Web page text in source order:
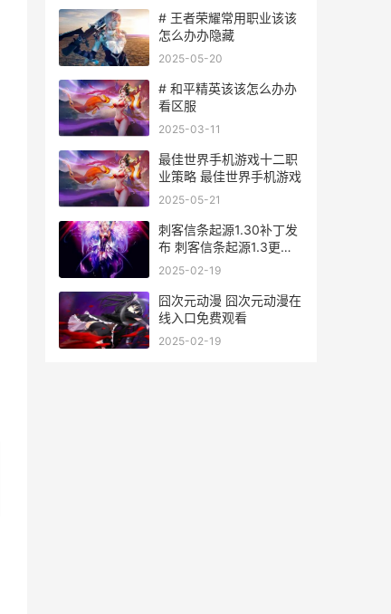
# 王者荣耀常用职业该该
怎么办办隐藏
2025-05-20
# 和平精英该该怎么办办
看区服
2025-03-11
最佳世界手机游戏十二职
业策略 最佳世界手机游戏
2025-05-21
刺客信条起源1.30补丁发
布 刺客信条起源1.3更新
内容
2025-02-19
囧次元动漫 囧次元动漫在
线入口免费观看
2025-02-19